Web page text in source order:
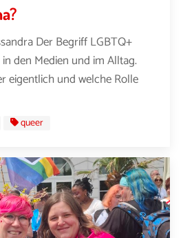
Der Begriff LGBTQ+
den Medien und im Alltag.
eigentlich und welche Rolle
queer